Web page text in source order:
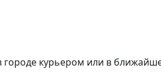
городе курьером или в